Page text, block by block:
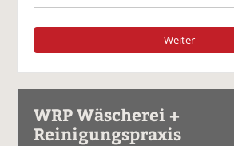
Weiter
WRP Wäscherei +
Reinigungspraxis